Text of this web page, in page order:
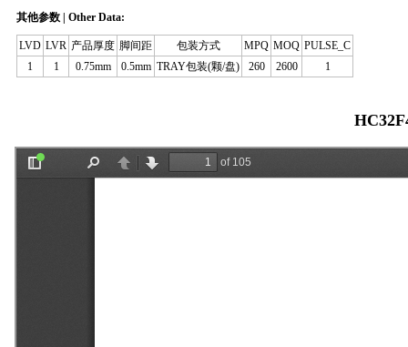
其他参数 | Other Data:
LVD LVR 产品厚度 脚间距 包装方式 MPQ MOQ PULSE_C
1
1 0.75mm 0.5mm TRAY包装(颗/盘) 260 2600 1